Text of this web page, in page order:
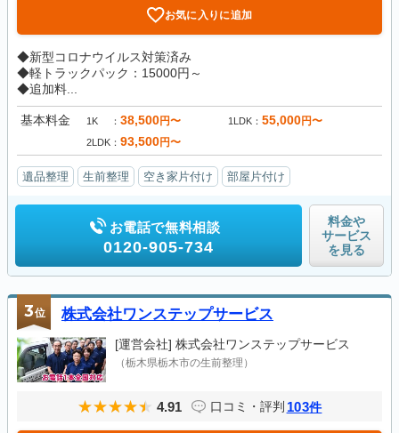
お気に入りに追加
◆新型コロナウイルス対策済み
◆軽トラックパック：15000円～
◆追加料...
基本料金 1K 38,500円〜 1LDK 55,000円〜
2LDK 93,500円〜
遺品整理 生前整理 空き家片付け 部屋片付け
お電話で無料相談
0120-905-734
料金や
サービス
を見る
3位 株式会社ワンステップサービス
[運営会社] 株式会社ワンステップサービス
（栃木県栃木市の生前整理）
4.91 口コミ・評判 103件